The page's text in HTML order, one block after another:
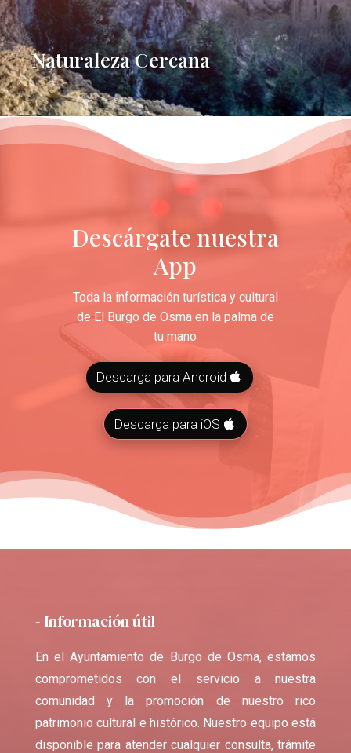
Naturaleza Cercana
Descárgate nuestra
App
Toda la información turística y cultural
de El Burgo de Osma en la palma de
tu mano
Descarga para Android
Descarga para iOS
- Información útil
En el Ayuntamiento de Burgo de Osma, estamos
comprometidos con el servicio a nuestra
comunidad y la promoción de nuestro rico
patrimonio cultural e histórico. Nuestro equipo está
disponible para atender cualquier consulta, trámite